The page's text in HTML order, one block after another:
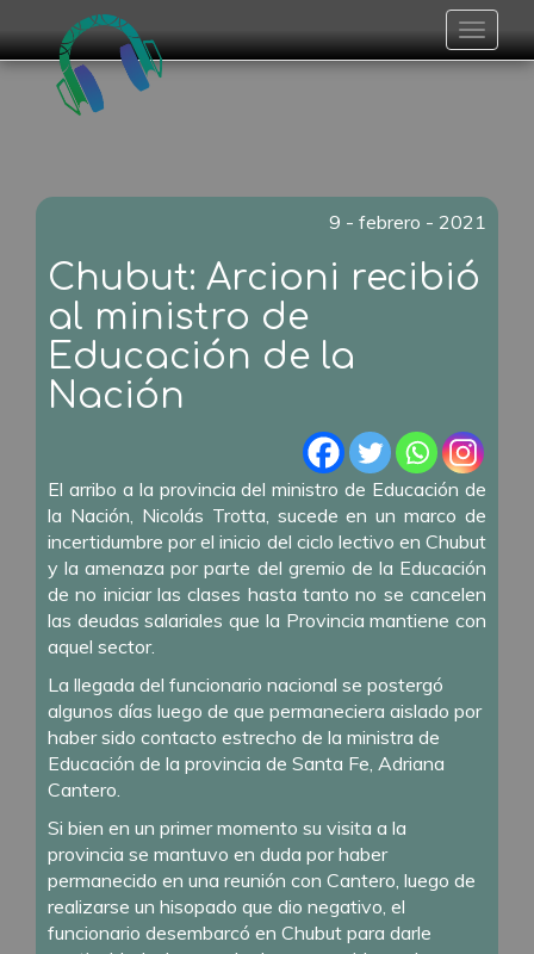
Toggle
9 - febrero - 2021
Chubut: Arcioni recibió
al ministro de
Educación de la
Nación
El arribo a la provincia del ministro de Educación de
la Nación, Nicolás Trotta, sucede en un marco de
incertidumbre por el inicio del ciclo lectivo en Chubut
y la amenaza por parte del gremio de la Educación
de no iniciar las clases hasta tanto no se cancelen
las deudas salariales que la Provincia mantiene con
aquel sector.
La llegada del funcionario nacional se postergó
algunos días luego de que permaneciera aislado por
haber sido contacto estrecho de la ministra de
Educación de la provincia de Santa Fe, Adriana
Cantero.
Si bien en un primer momento su visita a la
provincia se mantuvo en duda por haber
permanecido en una reunión con Cantero, luego de
realizarse un hisopado que dio negativo, el
funcionario desembarcó en Chubut para darle